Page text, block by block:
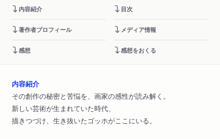
内容紹介 目次
著作者プロフィール メディア情報
感想 感想をおくる
内容紹介
その創作の秘密と苦悩を、画家の感性が読み解く。
新しい芸術が生まれていた時代、
描きつづけ、生き抜いたゴッホがここにいる。